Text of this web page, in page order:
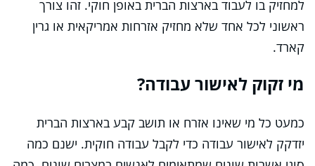
למחזיק בו לעבוד בארצות הברית באופן חוקי. זהו צורך
ראשוני לכל אחד שלא מחזיק אזרחות אמריקאית או גרין
קארד.
מי זקוק לאישור עבודה?
כמעט כל מי שאינו אזרח או תושב קבע בארצות הברית
יזדקק לאישור עבודה כדי לקבל עבודה חוקית. ישנם כמה